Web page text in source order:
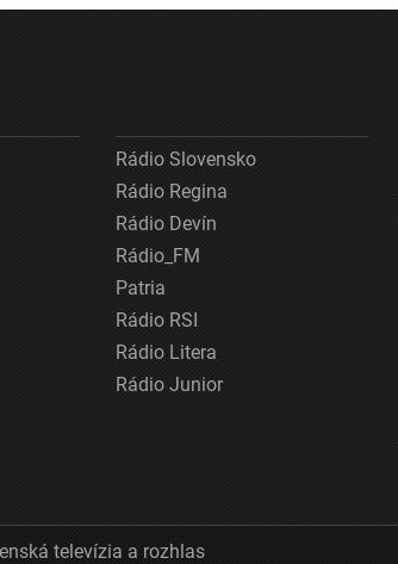
Rádio Slovensko
Rádio Regina
Rádio Devín
Rádio_FM
Patria
Rádio RSI
Rádio Litera
Rádio Junior
televízia a rozhlas